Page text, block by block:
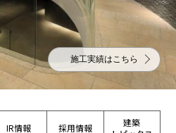
施工実績はこちら
IR情報 採用情報
建築